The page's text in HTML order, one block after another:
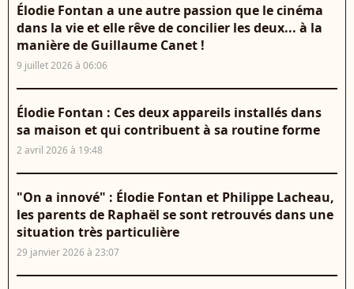
Élodie Fontan a une autre passion que le cinéma
dans la vie et elle rêve de concilier les deux... à la
manière de Guillaume Canet !
9 juillet 2026 à 06:06
Élodie Fontan : Ces deux appareils installés dans
sa maison et qui contribuent à sa routine forme
2 avril 2026 à 19:48
"On a innové" : Élodie Fontan et Philippe Lacheau,
les parents de Raphaël se sont retrouvés dans une
situation très particulière
29 janvier 2026 à 23:07